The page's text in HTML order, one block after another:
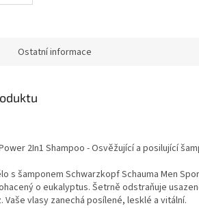
Ostatní informace
2In1 Shampoo - Osvěžující a posilující
s šamponem Schwarzkopf Schauma Men
o eukalyptus. Šetrně odstraňuje
vlasy zanechá posílené, lesklé a vitální.